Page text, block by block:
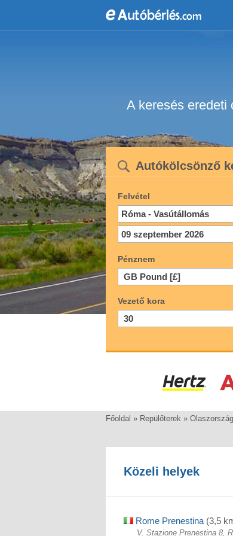
A keresés eredeti
Autókölcsönző
Felvétel
Pénznem
Vezető kora
Főoldal » Repülőterek » Olaszország
Közeli helyek
Rome Prenestina (3,5
V. Stazione Prenestina 8,